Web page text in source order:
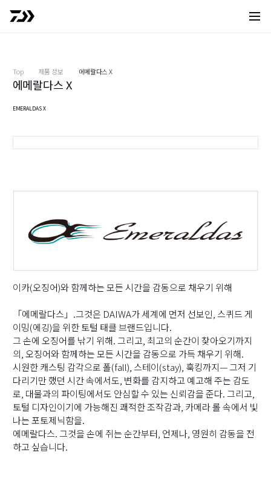
사이
Top 제품 정보 에메랄다스 X
에메랄다스 X
EMERALDAS X
이카(오징어)와 함께하는 모든 시간을 감동으로 채우기 위해
「에메랄다스」.그것은 DAIWA가 세계에 먼저 선보인, 스퀴드 게
이밍(에깅)을 위한 토털 태클 브랜드입니다.
그 손에 오징어를 낚기 위해. 그리고, 최고의 순간이 찾아오기까지
의, 오징어와 함께하는 모든 시간을 감동으로 가득 채우기 위해.
시원한 캐스팅 감각으로 폴(fall), 스테이(stay), 훅킹까지— 그저 기
다리기만 했던 시간 속에서도, 변화를 감지하고 예고해 주는 감도
로, 대물과의 파이팅에서도 안심할 수 있는 신뢰감을 준다. 그리고,
토털 디자인이기에 가능해진 쾌적한 조작감과, 카메라 롤 속에서 빛
나는 포토제닉함을.
에메랄다스. 그것을 손에 쥐는 순간부터, 언제나, 영원히 감동을 전
하고 싶습니다.